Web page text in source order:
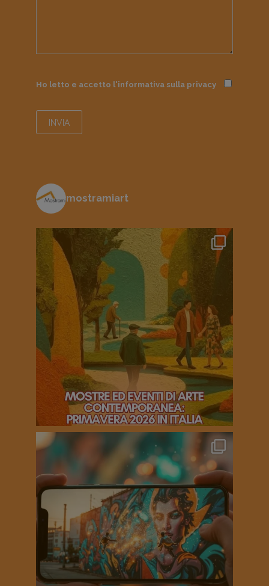
Ho letto e accetto l'informativa sulla privacy
mostramiart